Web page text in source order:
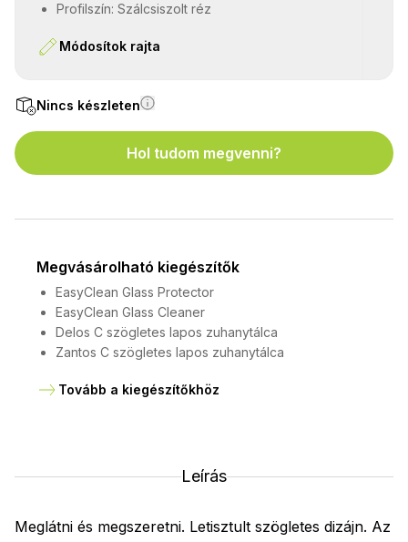
Profilszín: Szálcsiszolt réz
Módosítok rajta
Nincs készleten
Hol tudom megvenni?
Megvásárolható kiegészítők
EasyClean Glass Protector
EasyClean Glass Cleaner
Delos C szögletes lapos zuhanytálca
Zantos C szögletes lapos zuhanytálca
Tovább a kiegészítőkhöz
Leírás
Meglátni és megszeretni. Letisztult szögletes dizájn. Az